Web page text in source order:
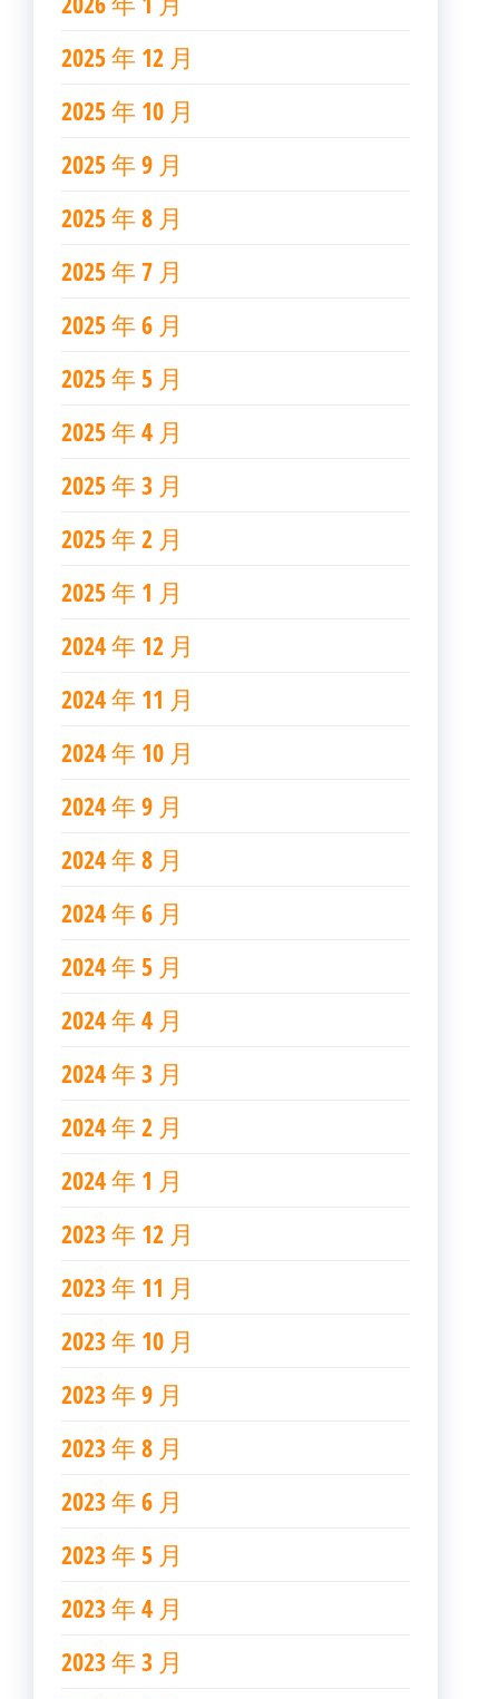
2025 年 12 月
2025 年 10 月
2025 年 9 月
2025 年 8 月
2025 年 7 月
2025 年 6 月
2025 年 5 月
2025 年 4 月
2025 年 3 月
2025 年 2 月
2025 年 1 月
2024 年 12 月
2024 年 11 月
2024 年 10 月
2024 年 9 月
2024 年 8 月
2024 年 6 月
2024 年 5 月
2024 年 4 月
2024 年 3 月
2024 年 2 月
2024 年 1 月
2023 年 12 月
2023 年 11 月
2023 年 10 月
2023 年 9 月
2023 年 8 月
2023 年 6 月
2023 年 5 月
2023 年 4 月
2023 年 3 月